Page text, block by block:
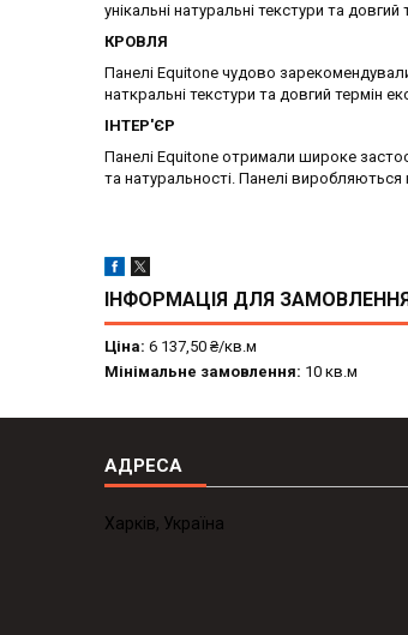
унікальні натуральні текстури та
КРОВЛЯ
Панелі Equitone чудово
наткральні текстури та довгий термін
ІНТЕР'ЄР
Панелі Equitone отримали широке
та натуральності. Панелі виробляються
ІНФОРМАЦІЯ ДЛЯ ЗАМОВЛЕННЯ
Ціна: 6 137,50 ₴/кв.м
Мінімальне замовлення: 10 кв.м
Харків, Україна